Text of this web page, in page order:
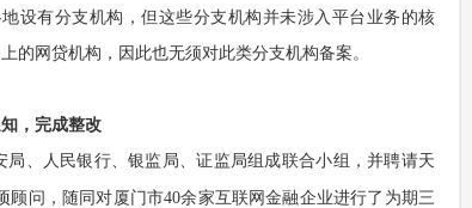
设有分支机构，但这些分支机构并未涉入平台业务的核
的网贷机构，因此也无须对此类分支机构备案。
，完成整改
、人民银行、银监局、证监局组成联合小组，并聘请天
顾问，随同对厦门市40余家互联网金融企业进行了为期三